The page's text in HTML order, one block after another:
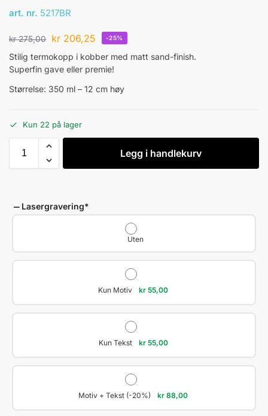
art. nr. 5217BR
kr275,00 kr 206,25 -25%
Stilig termokopp i kobber med matt sand-finish.
Superfin gave eller premie!
Størrelse: 350 ml – 12 cm høy
Kun 22 på lager
Legg i handlekurv
Lasergravering*
Uten
Kun Motiv kr 55,00
Kun Tekst kr55,00
Motiv + Tekst (-20%) kr 88,00